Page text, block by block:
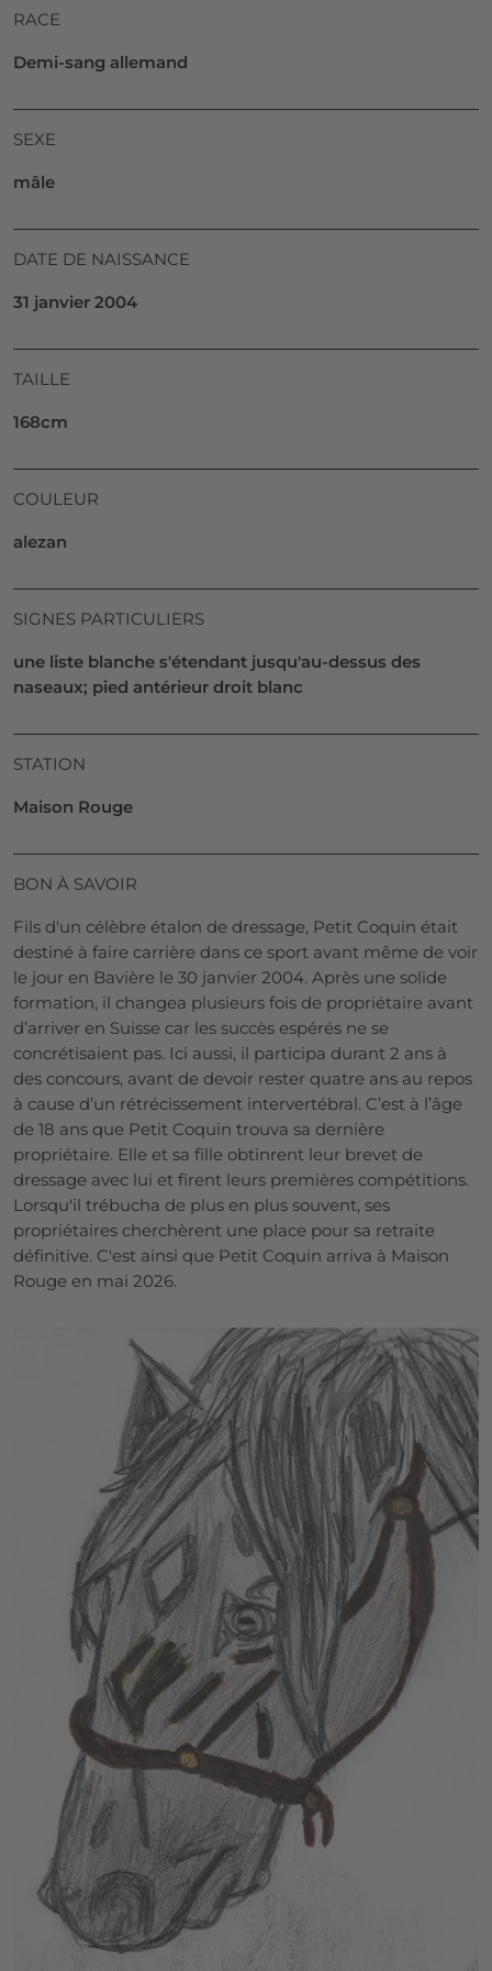
RACE
Demi-sang allemand
SEXE
mâle
DATE DE NAISSANCE
31 janvier 2004
TAILLE
168cm
COULEUR
alezan
SIGNES PARTICULIERS
une liste blanche s'étendant jusqu'au-dessus des
naseaux; pied antérieur droit blanc
STATION
Maison Rouge
BON À SAVOIR
Fils d'un célèbre étalon de dressage, Petit Coquin était
destiné à faire carrière dans ce sport avant même de voir
le jour en Bavière le 30 janvier 2004. Après une solide
formation, il changea plusieurs fois de propriétaire avant
d’arriver en Suisse car les succès espérés ne se
concrétisaient pas. Ici aussi, il participa durant 2 ans à
des concours, avant de devoir rester quatre ans au repos
à cause d’un rétrécissement intervertébral. C’est à l’âge
de 18 ans que Petit Coquin trouva sa dernière
propriétaire. Elle et sa fille obtinrent leur brevet de
dressage avec lui et firent leurs premières compétitions.
Lorsqu'il trébucha de plus en plus souvent, ses
propriétaires cherchèrent une place pour sa retraite
définitive. C'est ainsi que Petit Coquin arriva à Maison
Rouge en mai 2026.